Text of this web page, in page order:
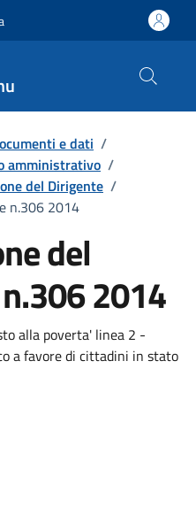
e dati /
amministrativo /
del Dirigente /
n.306 2014
del
2014
alla poverta' linea 2 -
a favore di cittadini in stato